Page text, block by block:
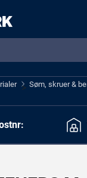
> Søm, skruer &